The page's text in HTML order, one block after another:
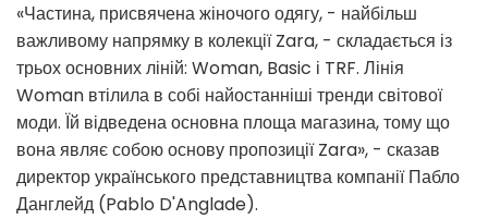
«Частина, присвячена жіночого одягу, - найбільш
важливому напрямку в колекції Zara, - складається із
трьох основних ліній: Woman, Basic і TRF. Лінія
Woman втілила в собі найостанніші тренди світової
моди. Їй відведена основна площа магазина, тому що
вона являє собою основу пропозиції Zara», - сказав
директор українського представництва компанії Пабло
Данглейд (Pablo D'Anglade).